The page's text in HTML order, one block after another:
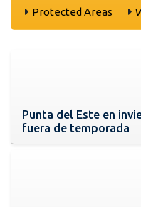
Protected Areas
Punta del Este en
fuera de temporada